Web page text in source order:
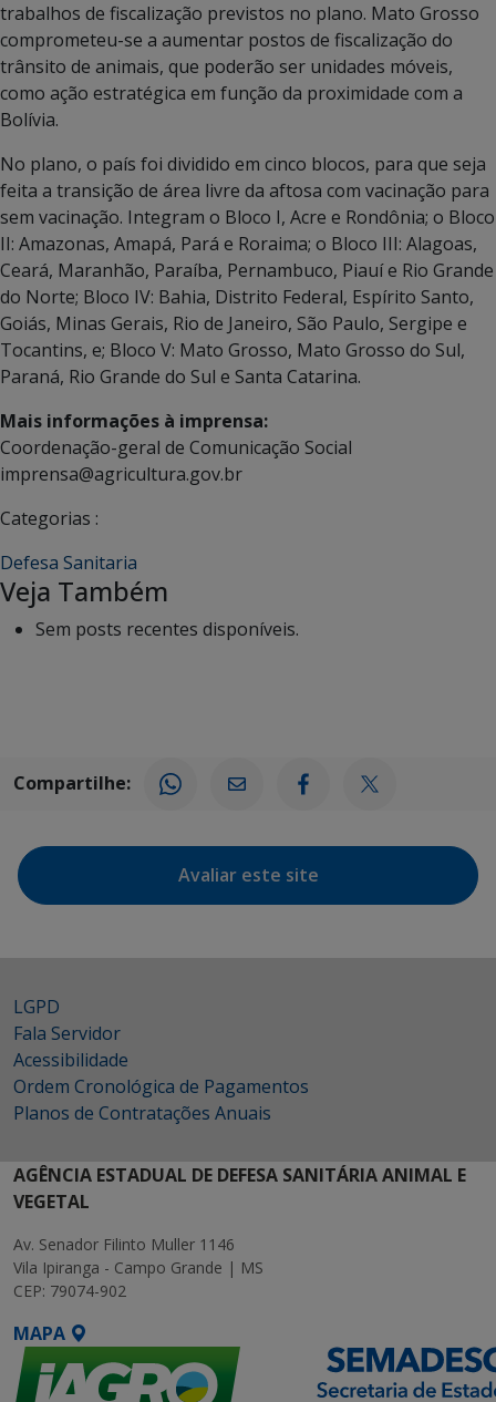
trabalhos de fiscalização previstos no plano. Mato Grosso
comprometeu-se a aumentar postos de fiscalização do
trânsito de animais, que poderão ser unidades móveis,
como ação estratégica em função da proximidade com a
Bolívia.
No plano, o país foi dividido em cinco blocos, para que seja
feita a transição de área livre da aftosa com vacinação para
sem vacinação. Integram o Bloco I, Acre e Rondônia; o Bloco
II: Amazonas, Amapá, Pará e Roraima; o Bloco III: Alagoas,
Ceará, Maranhão, Paraíba, Pernambuco, Piauí e Rio Grande
do Norte; Bloco IV: Bahia, Distrito Federal, Espírito Santo,
Goiás, Minas Gerais, Rio de Janeiro, São Paulo, Sergipe e
Tocantins, e; Bloco V: Mato Grosso, Mato Grosso do Sul,
Paraná, Rio Grande do Sul e Santa Catarina.
Mais informações à imprensa:
Coordenação-geral de Comunicação Social
imprensa@agricultura.gov.br
Categorias :
Defesa Sanitaria
Veja Também
Sem posts recentes disponíveis.
Compartilhe:
Avaliar este site
LGPD
Fala Servidor
Acessibilidade
Ordem Cronológica de Pagamentos
Planos de Contratações Anuais
AGÊNCIA ESTADUAL DE DEFESA SANITÁRIA ANIMAL E
VEGETAL
Av. Senador Filinto Muller 1146
Vila Ipiranga - Campo Grande | MS
CEP: 79074-902
MAPA